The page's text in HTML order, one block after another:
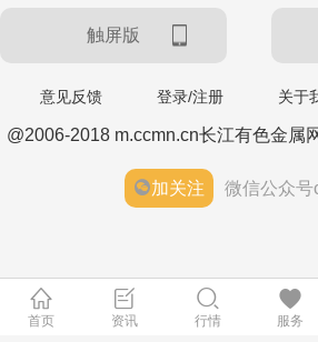
触屏版
意见反馈 登录/注册 关于
@2006-2018 m.ccmn.cn长江有色金属
加关注 微信公众号
首页 资讯 行情 服务